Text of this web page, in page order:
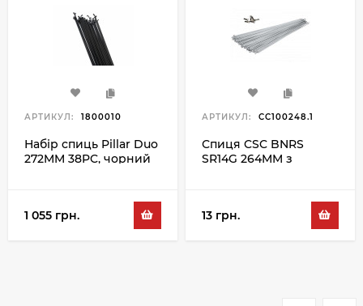
АРТИКУЛ: 1800010
Набір спиць Pillar Duo
272MM 38PC, чорний
1 055 грн.
АРТИКУЛ: CC100248.1
Спиця CSC BNRS
SR14G 264MM з
13 грн.